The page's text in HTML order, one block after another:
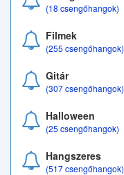
(18 csengőhangok)
Filmek
(255 csengőhangok)
Gitár
(307 csengőhangok)
Halloween
(25 csengőhangok)
Hangszeres
(517 csengőhangok)